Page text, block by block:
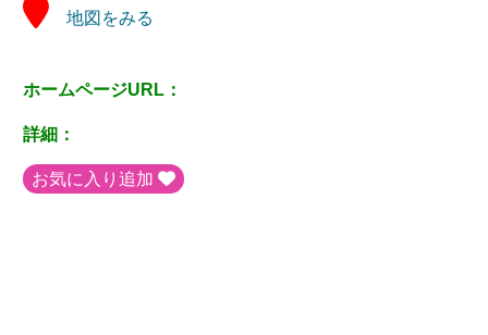
地図をみる
ホームページURL：
詳細：
お気に入り追加